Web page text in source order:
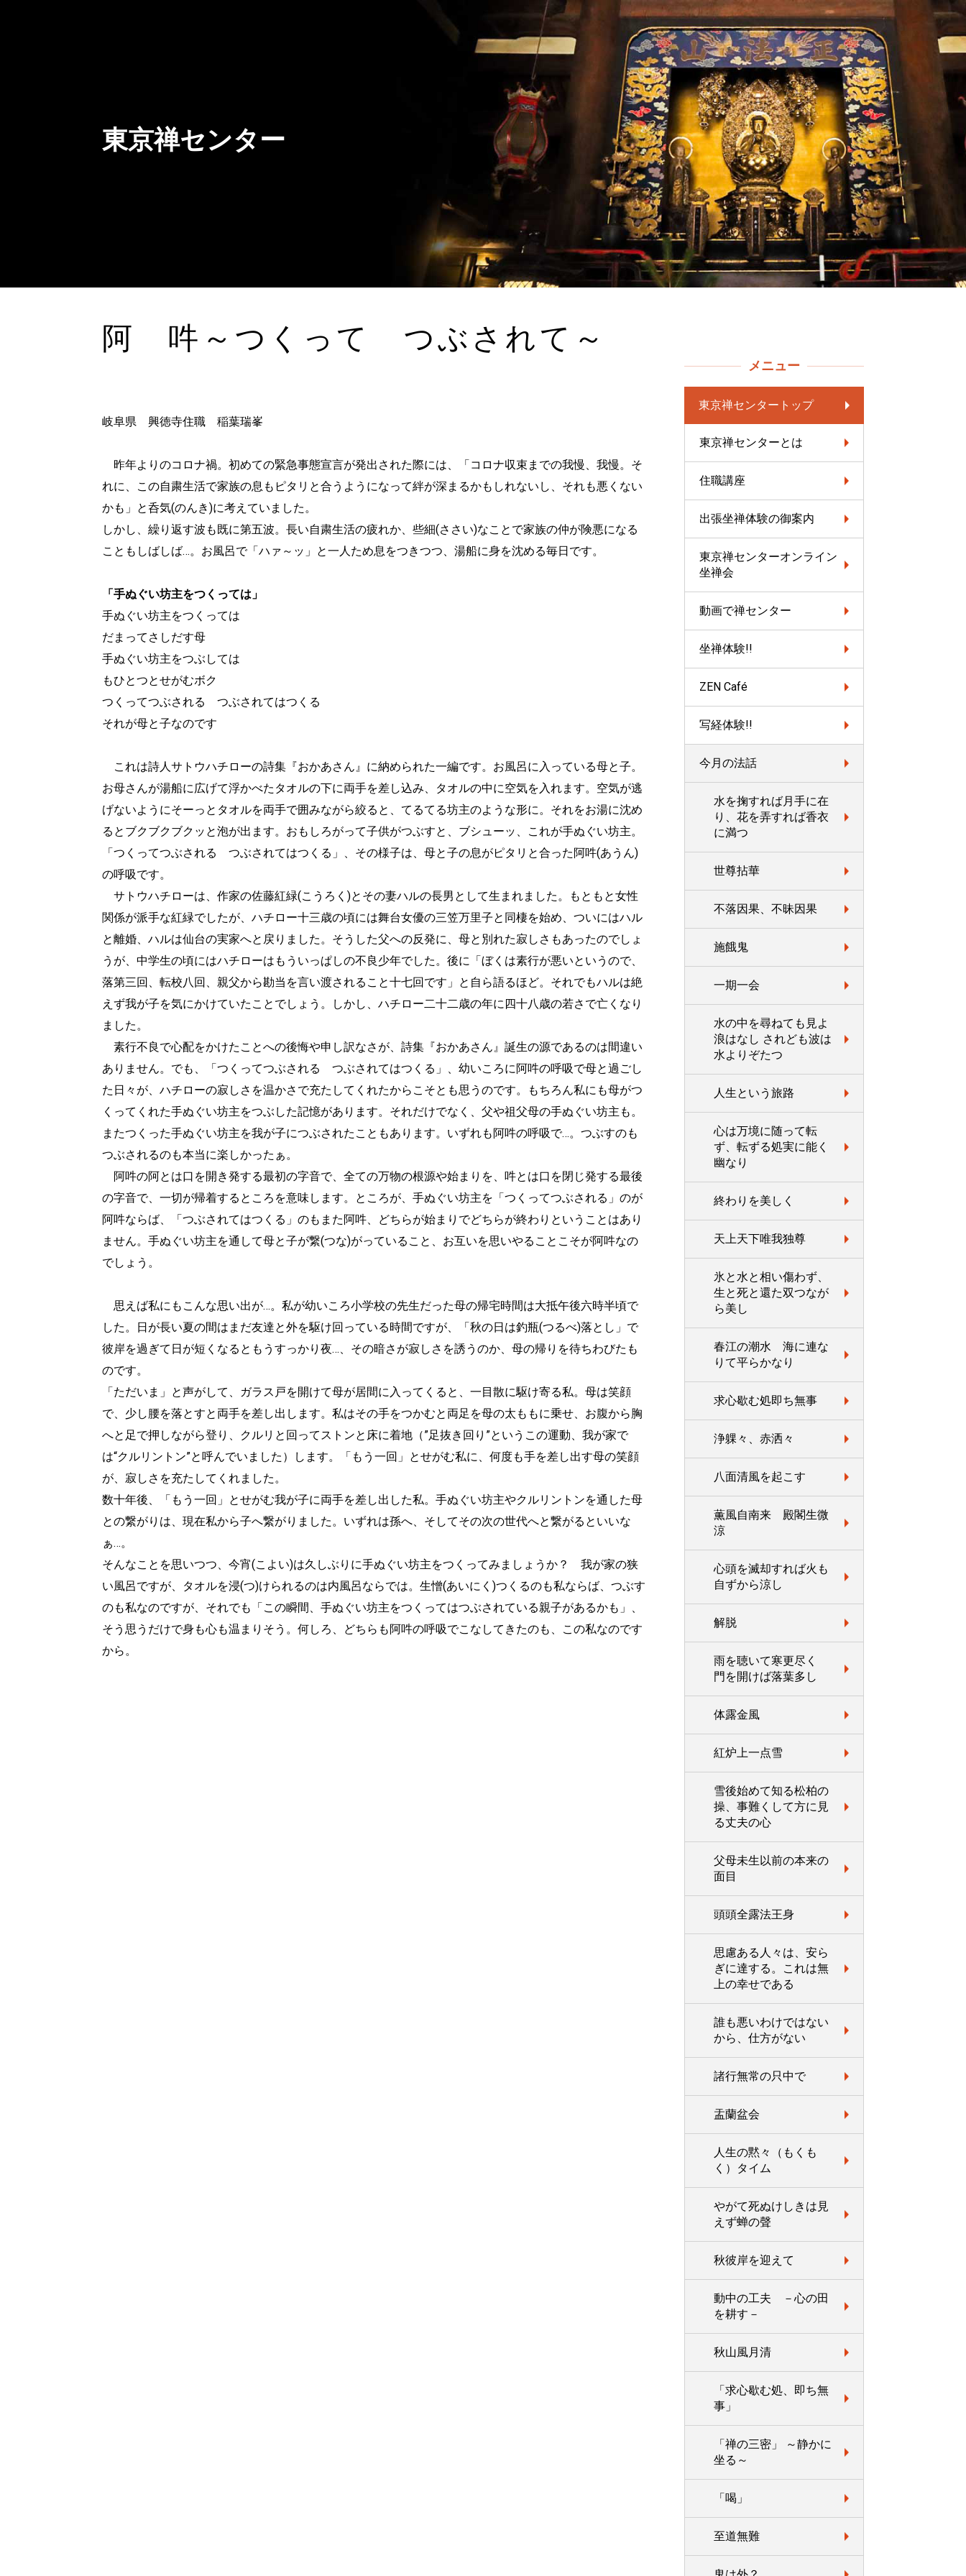
東京禅センター
阿 吽～つくって つぶされて～
岐阜県 興徳寺住職 稲葉瑞峯
昨年よりのコロナ禍。初めての緊急事態宣言が発出された際には、「コロナ収束までの我慢、我慢。そ
れに、この自粛生活で家族の息もピタリと合うようになって絆が深まるかもしれないし、それも悪くない
かも」と呑気(のんき)に考えていました。
しかし、繰り返す波も既に第五波。長い自粛生活の疲れか、些細(ささい)なことで家族の仲が険悪になる
こともしばしば…。お風呂で「ハァ～ッ」と一人ため息をつきつつ、湯船に身を沈める毎日です。
「手ぬぐい坊主をつくっては」
手ぬぐい坊主をつくっては
だまってさしだす母
手ぬぐい坊主をつぶしては
もひとつとせがむボク
つくってつぶされる つぶされてはつくる
それが母と子なのです
これは詩人サトウハチローの詩集『おかあさん』に納められた一編です。お風呂に入っている母と子。
お母さんが湯船に広げて浮かべたタオルの下に両手を差し込み、タオルの中に空気を入れます。空気が逃
げないようにそーっとタオルを両手で囲みながら絞ると、てるてる坊主のような形に。それをお湯に沈め
るとブクブクブクッと泡が出ます。おもしろがって子供がつぶすと、ブシューッ、これが手ぬぐい坊主。
「つくってつぶされる つぶされてはつくる」、その様子は、母と子の息がピタリと合った阿吽(あうん)
の呼吸です。
サトウハチローは、作家の佐藤紅緑(こうろく)とその妻ハルの長男として生まれました。もともと女性
関係が派手な紅緑でしたが、ハチロー十三歳の頃には舞台女優の三笠万里子と同棲を始め、ついにはハル
と離婚、ハルは仙台の実家へと戻りました。そうした父への反発に、母と別れた寂しさもあったのでしょ
うが、中学生の頃にはハチローはもういっぱしの不良少年でした。後に「ぼくは素行が悪いというので、
落第三回、転校八回、親父から勘当を言い渡されること十七回です」と自ら語るほど。それでもハルは絶
えず我が子を気にかけていたことでしょう。しかし、ハチロー二十二歳の年に四十八歳の若さで亡くなり
ました。
素行不良で心配をかけたことへの後悔や申し訳なさが、詩集『おかあさん』誕生の源であるのは間違い
ありません。でも、「つくってつぶされる つぶされてはつくる」、幼いころに阿吽の呼吸で母と過ごし
た日々が、ハチローの寂しさを温かさで充たしてくれたからこそとも思うのです。もちろん私にも母がつ
くってくれた手ぬぐい坊主をつぶした記憶があります。それだけでなく、父や祖父母の手ぬぐい坊主も。
またつくった手ぬぐい坊主を我が子につぶされたこともあります。いずれも阿吽の呼吸で…。つぶすのも
つぶされるのも本当に楽しかったぁ。
阿吽の阿とは口を開き発する最初の字音で、全ての万物の根源や始まりを、吽とは口を閉じ発する最後
の字音で、一切が帰着するところを意味します。ところが、手ぬぐい坊主を「つくってつぶされる」のが
阿吽ならば、「つぶされてはつくる」のもまた阿吽、どちらが始まりでどちらが終わりということはあり
ません。手ぬぐい坊主を通して母と子が繋(つな)がっていること、お互いを思いやることこそが阿吽なの
でしょう。
思えば私にもこんな思い出が…。私が幼いころ小学校の先生だった母の帰宅時間は大抵午後六時半頃で
した。日が長い夏の間はまだ友達と外を駆け回っている時間ですが、「秋の日は釣瓶(つるべ)落とし」で
彼岸を過ぎて日が短くなるともうすっかり夜…、その暗さが寂しさを誘うのか、母の帰りを待ちわびたも
のです。
「ただいま」と声がして、ガラス戸を開けて母が居間に入ってくると、一目散に駆け寄る私。母は笑顔
で、少し腰を落とすと両手を差し出します。私はその手をつかむと両足を母の太ももに乗せ、お腹から胸
へと足で押しながら登り、クルリと回ってストンと床に着地（”足抜き回り”というこの運動、我が家で
は“クルリントン”と呼んでいました）します。「もう一回」とせがむ私に、何度も手を差し出す母の笑顔
が、寂しさを充たしてくれました。
数十年後、「もう一回」とせがむ我が子に両手を差し出した私。手ぬぐい坊主やクルリントンを通した母
との繋がりは、現在私から子へ繋がりました。いずれは孫へ、そしてその次の世代へと繋がるといいな
ぁ…。
そんなことを思いつつ、今宵(こよい)は久しぶりに手ぬぐい坊主をつくってみましょうか？ 我が家の狭
い風呂ですが、タオルを浸(つ)けられるのは内風呂ならでは。生憎(あいにく)つくるのも私ならば、つぶす
のも私なのですが、それでも「この瞬間、手ぬぐい坊主をつくってはつぶされている親子があるかも」、
そう思うだけで身も心も温まりそう。何しろ、どちらも阿吽の呼吸でこなしてきたのも、この私なのです
から。
メニュー
東京禅センタートップ
東京禅センターとは
住職講座
出張坐禅体験の御案内
東京禅センターオンライン
坐禅会
動画で禅センター
坐禅体験!!
ZEN Café
写経体験!!
今月の法話
水を掬すれば月手に在
り、花を弄すれば香衣
に満つ
世尊拈華
不落因果、不昧因果
施餓鬼
一期一会
水の中を尋ねても見よ
浪はなし されども波は
水よりぞたつ
人生という旅路
心は万境に随って転
ず、転ずる処実に能く
幽なり
終わりを美しく
天上天下唯我独尊
氷と水と相い傷わず、
生と死と還た双つなが
ら美し
春江の潮水 海に連な
りて平らかなり
求心歇む処即ち無事
浄躶々、赤洒々
八面清風を起こす
薫風自南来 殿閣生微
涼
心頭を滅却すれば火も
自ずから涼し
解脱
雨を聴いて寒更尽く
門を開けば落葉多し
体露金風
紅炉上一点雪
雪後始めて知る松柏の
操、事難くして方に見
る丈夫の心
父母未生以前の本来の
面目
頭頭全露法王身
思慮ある人々は、安ら
ぎに達する。これは無
上の幸せである
誰も悪いわけではない
から、仕方がない
諸行無常の只中で
盂蘭盆会
人生の黙々（もくも
く）タイム
やがて死ぬけしきは見
えず蝉の聲
秋彼岸を迎えて
動中の工夫 －心の田
を耕す－
秋山風月清
「求心歇む処、即ち無
事」
「禅の三密」 ～静かに
坐る～
「喝」
至道無難